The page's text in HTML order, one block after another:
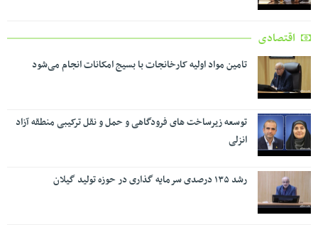
اقتصادی
تامین مواد اولیه کارخانجات با بسیج امکانات انجام می‌شود
توسعه زیرساخت های فرودگاهی و حمل و نقل ترکیبی منطقه آزاد
انزلی
رشد ۱۳۵ درصدی سرمایه گذاری در حوزه تولید گیلان